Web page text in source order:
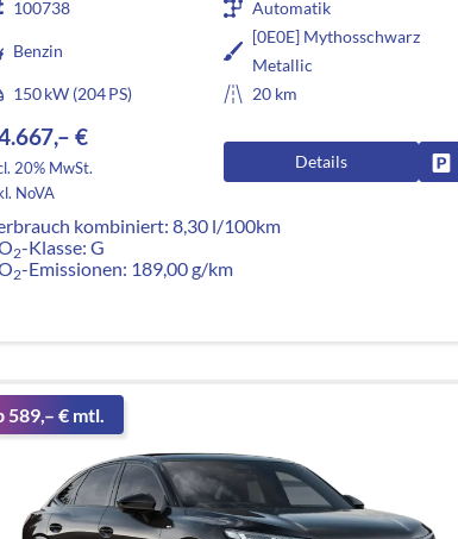
100738 Automatik
Benzin
[0E0E] Mythosschwarz
Metallic
150 kW (204 PS)
20 km
€
20% MwSt.
NoVA
Details
kombiniert:8,30 l/100km
2-Klasse: G
2-Emissionen: 189,00 g/km
589,– € mtl.